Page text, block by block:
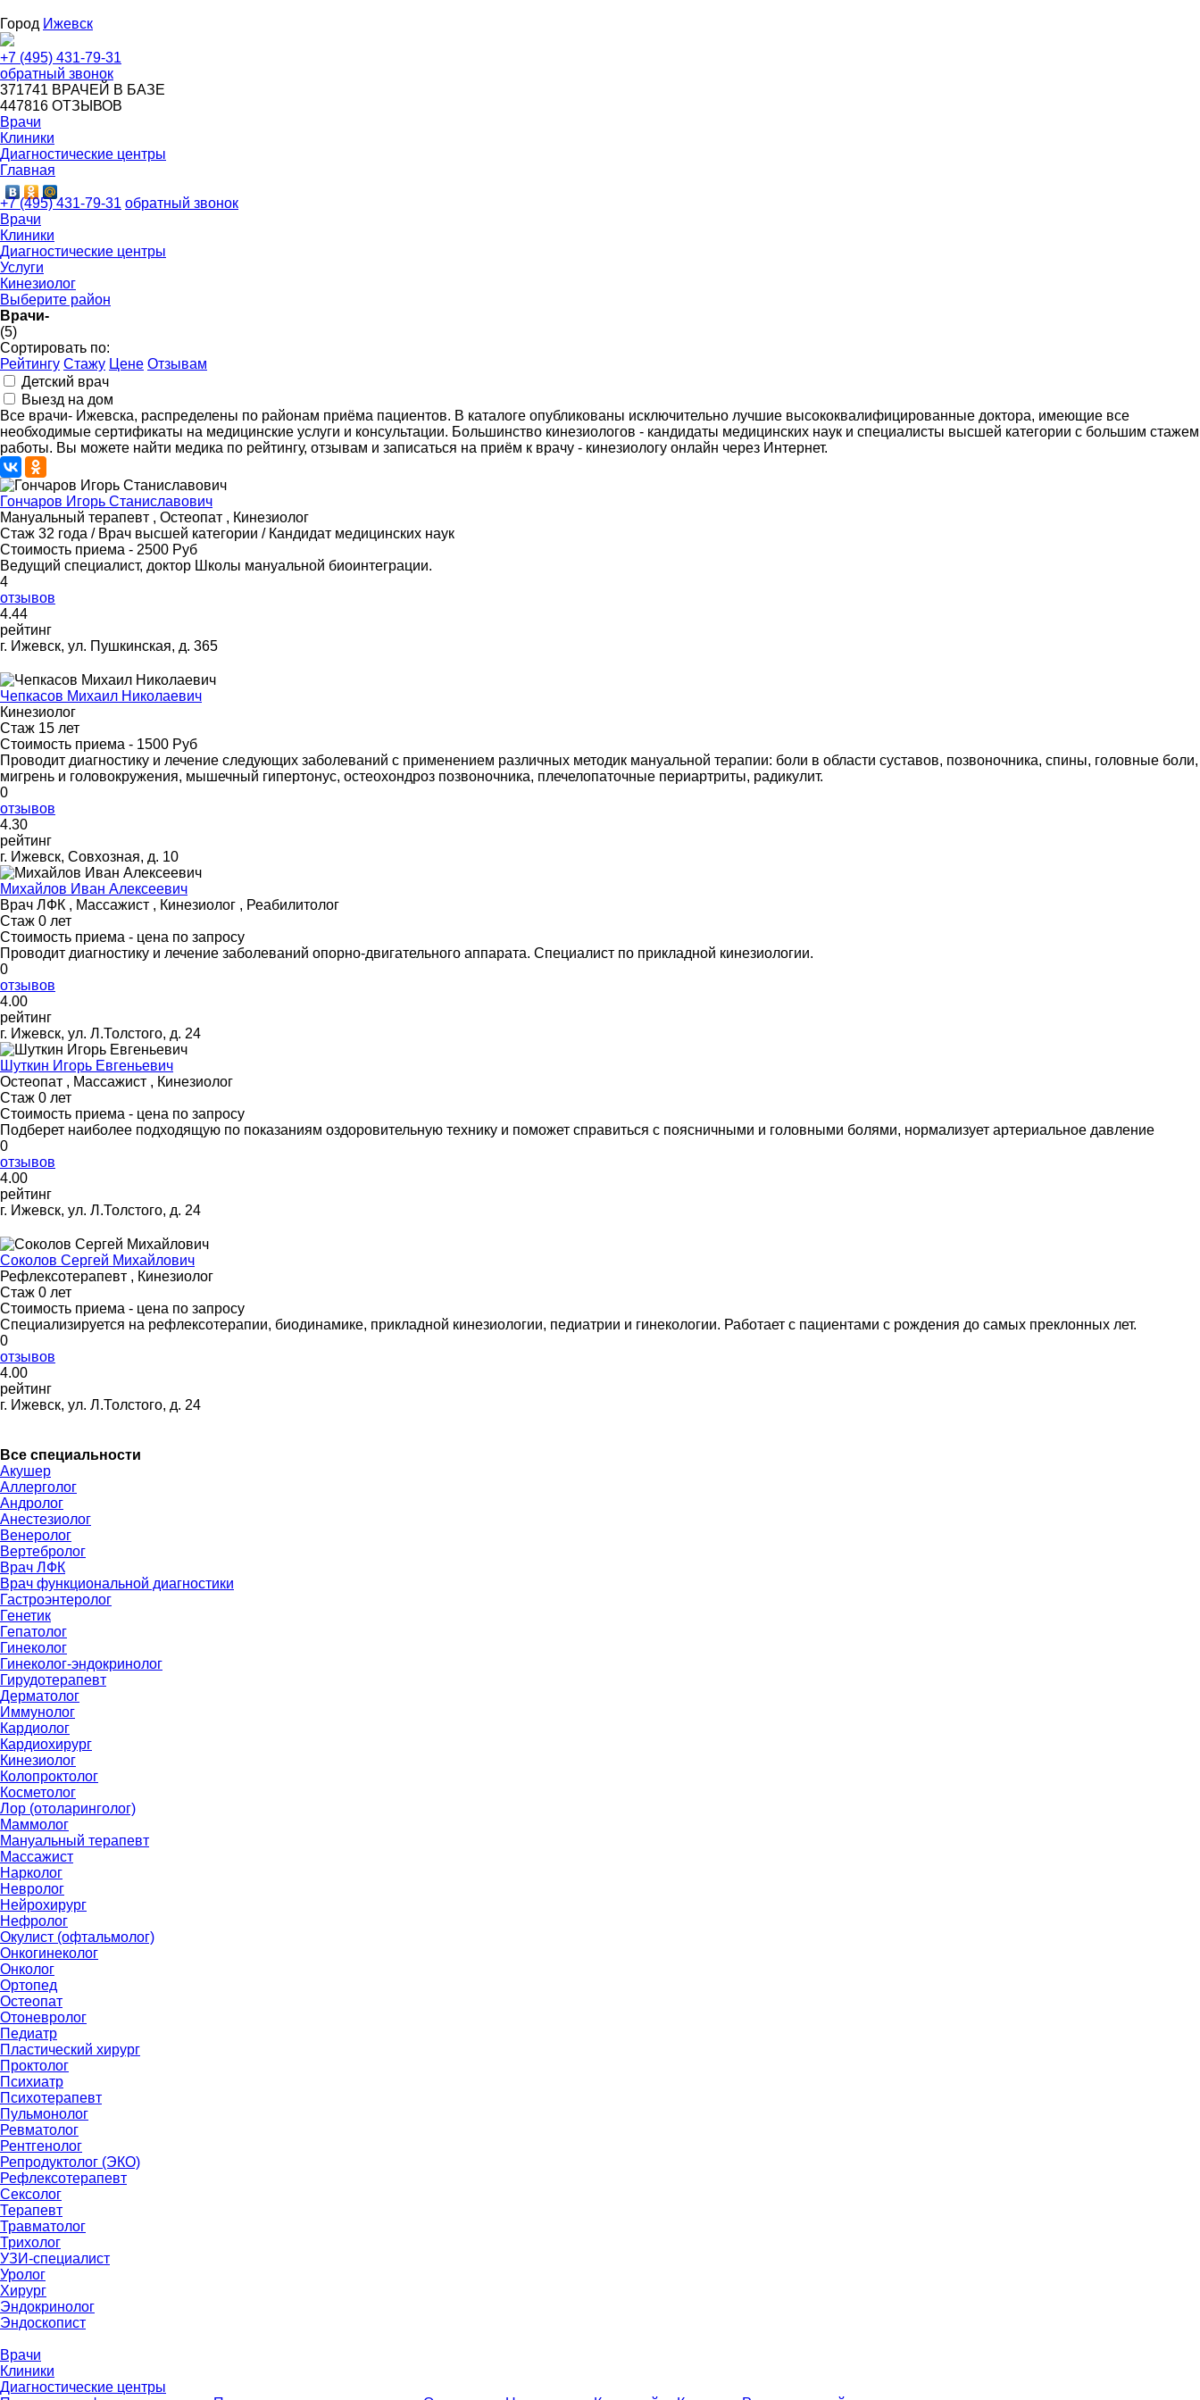
Город Ижевск
+7 (495) 431-79-31
обратный звонок
371741 ВРАЧЕЙ В БАЗЕ
447816 ОТЗЫВОВ
Врачи
Клиники
Диагностические центры
Главная
+7 (495) 431-79-31 обратный звонок
Врачи
Клиники
Диагностические центры
Услуги
Кинезиолог
Выберите район
Врачи-
(5)
Сортировать по:
Рейтингу Стажу Цене Отзывам
Детский врач
Выезд на дом
Все врачи- Ижевска, распределены по районам приёма пациентов. В каталоге опубликованы исключительно лучшие высококвалифицированные доктора, имеющие все
необходимые сертификаты на медицинские услуги и консультации. Большинство кинезиологов - кандидаты медицинских наук и специалисты высшей категории с большим стажем
работы. Вы можете найти медика по рейтингу, отзывам и записаться на приём к врачу - кинезиологу онлайн через Интернет.
Гончаров Игорь Станиславович
Мануальный терапевт , Остеопат , Кинезиолог
Стаж 32 года / Врач высшей категории / Кандидат медицинских наук
Стоимость приема - 2500 Руб
Ведущий специалист, доктор Школы мануальной биоинтеграции.
4
отзывов
4.44
рейтинг
г. Ижевск, ул. Пушкинская, д. 365
Чепкасов Михаил Николаевич
Кинезиолог
Стаж 15 лет
Стоимость приема - 1500 Руб
Проводит диагностику и лечение следующих заболеваний с применением различных методик мануальной терапии: боли в области суставов, позвоночника, спины, головные боли,
мигрень и головокружения, мышечный гипертонус, остеохондроз позвоночника, плечелопаточные периартриты, радикулит.
0
отзывов
4.30
рейтинг
г. Ижевск, Совхозная, д. 10
Михайлов Иван Алексеевич
Врач ЛФК , Массажист , Кинезиолог , Реабилитолог
Стаж 0 лет
Стоимость приема - цена по запросу
Проводит диагностику и лечение заболеваний опорно-двигательного аппарата. Специалист по прикладной кинезиологии.
0
отзывов
4.00
рейтинг
г. Ижевск, ул. Л.Толстого, д. 24
Шуткин Игорь Евгеньевич
Остеопат , Массажист , Кинезиолог
Стаж 0 лет
Стоимость приема - цена по запросу
Подберет наиболее подходящую по показаниям оздоровительную технику и поможет справиться с поясничными и головными болями, нормализует артериальное давление
0
отзывов
4.00
рейтинг
г. Ижевск, ул. Л.Толстого, д. 24
Соколов Сергей Михайлович
Рефлексотерапевт , Кинезиолог
Стаж 0 лет
Стоимость приема - цена по запросу
Специализируется на рефлексотерапии, биодинамике, прикладной кинезиологии, педиатрии и гинекологии. Работает с пациентами с рождения до самых преклонных лет.
0
отзывов
4.00
рейтинг
г. Ижевск, ул. Л.Толстого, д. 24
Все специальности
Акушер
Аллерголог
Андролог
Анестезиолог
Венеролог
Вертебролог
Врач ЛФК
Врач функциональной диагностики
Гастроэнтеролог
Генетик
Гепатолог
Гинеколог
Гинеколог-эндокринолог
Гирудотерапевт
Дерматолог
Иммунолог
Кардиолог
Кардиохирург
Кинезиолог
Колопроктолог
Косметолог
Лор (отоларинголог)
Маммолог
Мануальный терапевт
Массажист
Нарколог
Невролог
Нейрохирург
Нефролог
Окулист (офтальмолог)
Онкогинеколог
Онколог
Ортопед
Остеопат
Отоневролог
Педиатр
Пластический хирург
Проктолог
Психиатр
Психотерапевт
Пульмонолог
Ревматолог
Рентгенолог
Репродуктолог (ЭКО)
Рефлексотерапевт
Сексолог
Терапевт
Травматолог
Трихолог
УЗИ-специалист
Уролог
Хирург
Эндокринолог
Эндоскопист
Врачи
Клиники
Диагностические центры